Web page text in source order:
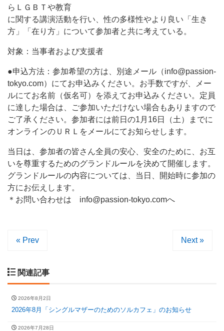
らＬＧＢＴや教育
に関する講演活動を行い、性の多様性やより良い「生き
方」「在り方」について参加者と共に考えている。
対象：当事者および支援者
●申込方法：参加希望の方は、別途メール（info@passion-
tokyo.com）にてお申込みください。お手数ですが、メー
ルにてお名前（仮名可）を添えてお申込みください。定員
に達した場合は、ご参加いただけない場合もありますので
ご了承ください。参加者には前日の1月16日（土）までに
オンラインのＵＲＬをメールにてお知らせします。
当日は、参加者の皆さん全員の安心、安全のために、お互
いを尊重するためのグランドルールを決めて開催します。
グランドルールの内容については、当日、開始時に参加の
方にお伝えします。
＊お問い合わせは info@passion-tokyo.comへ
« Prev Next »
関連記事
2026年8月2日
2026年8月「シングルマザーのためのソルカフェ」のお知らせ
2026年7月28日